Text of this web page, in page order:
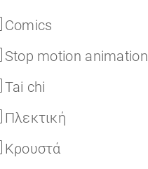
Comics
Stop motion animation
Tai chi
Πλεκτική
Κρουστά